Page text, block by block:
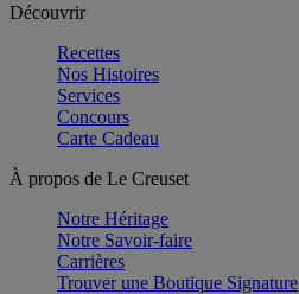
Découvrir
Recettes
Nos Histoires
Services
Concours
Carte Cadeau
À propos de Le Creuset
Notre Héritage
Notre Savoir-faire
Carrières
Trouver une Boutique Signature